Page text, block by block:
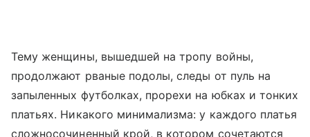
Тему женщины, вышедшей на тропу войны,
продолжают рваные подолы, следы от пуль на
запыленных футболках, прорехи на юбках и тонких
платьях. Никакого минимализма: у каждого платья
сложносочиненный крой, в котором сочетаются